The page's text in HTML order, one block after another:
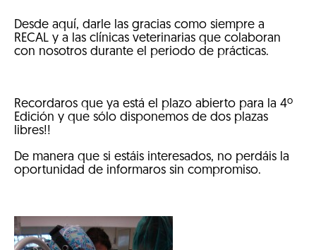
Desde aquí, darle las gracias como siempre a
RECAL y a las clínicas veterinarias que colaboran
con nosotros durante el periodo de prácticas.
Recordaros que ya está el plazo abierto para la 4º
Edición y que sólo disponemos de dos plazas
libres!!
De manera que si estáis interesados, no perdáis la
oportunidad de informaros sin compromiso.